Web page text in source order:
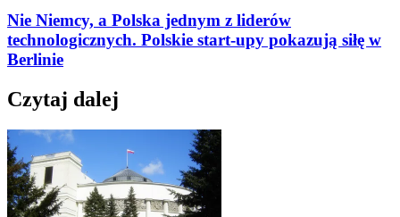
Nie Niemcy, a Polska jednym z liderów
technologicznych. Polskie start-upy pokazują siłę w
Berlinie
Czytaj dalej